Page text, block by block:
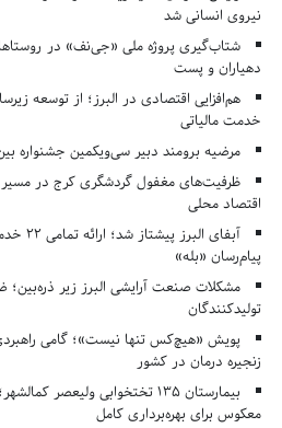
نیروی انسانی شد
شتاب‌گیری پروژه ملی «جی‌نف» در
دهیاران و پست
هم‌افزایی اقتصادی در البرز؛ از توسعه
خدمت مالیاتی
مرضیه برومند دبیر سی‌ویکمین جشنواره
ظرفیت‌های مغفول گردشگری کرج در مسیر
اقتصاد محلی
آبفای
پیام‌رسان «بله»
مشکلات صنعت آرایشی البرز زیر ذره‌بین؛
تولیدکنندگان
پویش «هیچ‌کس تنها نیست»؛ گامی
زنجیره درمان در کشور
بیمارستان ۱۳۵ تختخوابی ولیعصر
معکوس برای بهره‌برداری کامل